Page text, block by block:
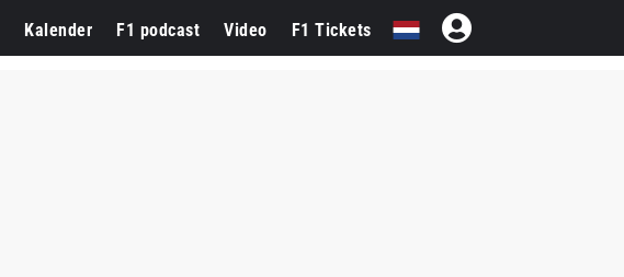
Kalender F1 podcast Video F1 Tickets